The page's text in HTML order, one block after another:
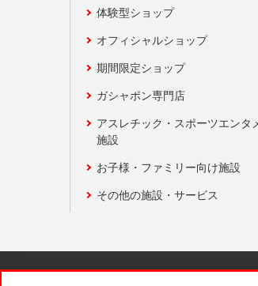
体験型ショップ
オフィシャルショップ
期間限定ショップ
ガシャポン専門店
アスレチック・スポーツエンタ
施設
お子様・ファミリー向け施設
その他の施設・サービス